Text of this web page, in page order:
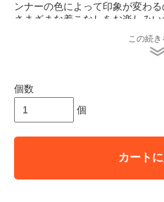
ンナーの色によって印象が変わる
さまざまな着こなしをお楽しみい
お取り寄せをご希望の場合、通
ださい。
この続き
個数
個
カート